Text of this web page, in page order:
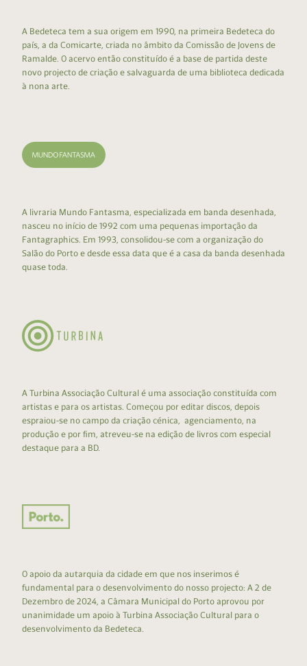
A Bedeteca tem a sua origem em 1990, na primeira Bedeteca do
país, a da Comicarte, criada no âmbito da Comissão de Jovens de
Ramalde. O acervo então constituído é a base de partida deste
novo projecto de criação e salvaguarda de uma biblioteca dedicada
à nona arte.
A livraria Mundo Fantasma, especializada em banda desenhada,
nasceu no início de 1992 com uma pequenas importação da
Fantagraphics. Em 1993, consolidou-se com a organização do
Salão do Porto e desde essa data que é a casa da banda desenhada
quase toda.
A Turbina Associação Cultural é uma associação constituída com
artistas e para os artistas. Começou por editar discos, depois
espraiou-se no campo da criação cénica, agenciamento, na
produção e por fim, atreveu-se na edição de livros com especial
destaque para a BD.
O apoio da autarquia da cidade em que nos inserimos é
fundamental para o desenvolvimento do nosso projecto: A 2 de
Dezembro de 2024, a Câmara Municipal do Porto aprovou por
unanimidade um apoio à Turbina Associação Cultural para o
desenvolvimento da Bedeteca.